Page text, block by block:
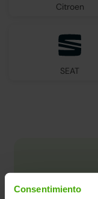
Consentimiento
Citroen
SEAT